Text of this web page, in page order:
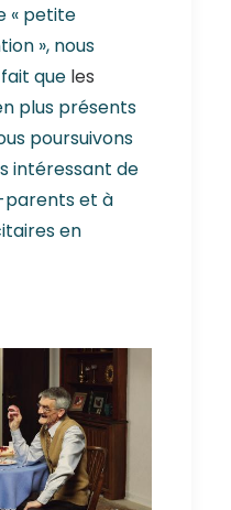
« petite
», nous
que les
plus présents
poursuivons
intéressant de
parents et à
en